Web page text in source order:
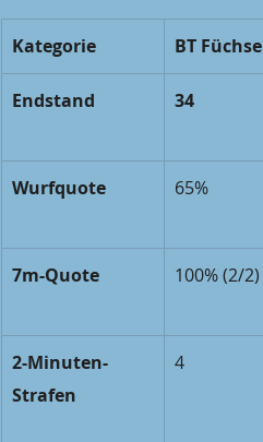
Kategorie BT Füchse
Endstand 34
Wurfquote 65%
7m-Quote 100% (2/2)
2-Minuten-
Strafen
4